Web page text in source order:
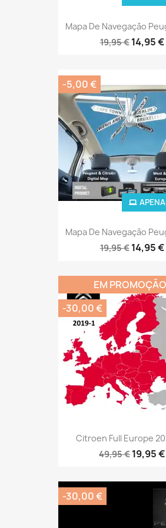
Mapa De Navegação
19,95 € 14,95 €
Mapa De Navegação
19,95 € 14,95 €
-5,00 €
Citroen Full Europe
49,95 € 19,95 €
EM
-30,00 €
-30,00 €